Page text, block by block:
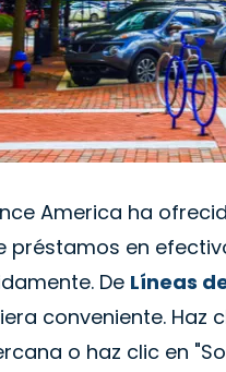
America ha
préstamos en
De Líneas
conveniente. Haz
o haz clic en